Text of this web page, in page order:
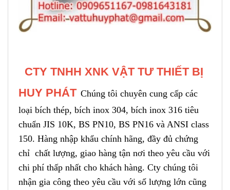
CTY TNHH XNK VẬT TƯ THIẾT BỊ
HUY PHÁT Chúng tôi chuyên cung cấp các
loại bích thép, bích inox 304, bích inox 316 tiêu
chuẩn JIS 10K, BS PN10, BS PN16 và ANSI class
150. Hàng nhập khẩu chính hãng, đầy đủ chứng
chỉ chất lượng, giao hàng tận nơi theo yêu cầu với
chi phí thấp nhất cho khách hàng. Cty chúng tôi
nhận gia công theo yêu cầu với số lượng lớn cũng